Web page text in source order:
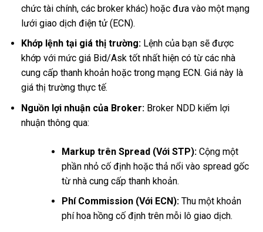
chức tài chính, các broker khác) hoặc đưa vào một mạng
lưới giao dịch điện tử (ECN).
Khớp lệnh tại giá thị trường:Lệnh của bạn sẽ được
khớp với mức giá Bid/Ask tốt nhất hiện có từ các nhà
cung cấp thanh khoản hoặc trong mạng ECN. Giá này là
giá thị trường thực tế.
Nguồn lợi nhuận của Broker:Broker NDD kiếm lợi
nhuận thông qua:
Markup trên Spread (Với STP):Cộng một
phần nhỏ cố định hoặc thả nổi vào spread gốc
từ nhà cung cấp thanh khoản.
Phí Commission (Với ECN):Thu một khoản
phí hoa hồng cố định trên mỗi lô giao dịch.